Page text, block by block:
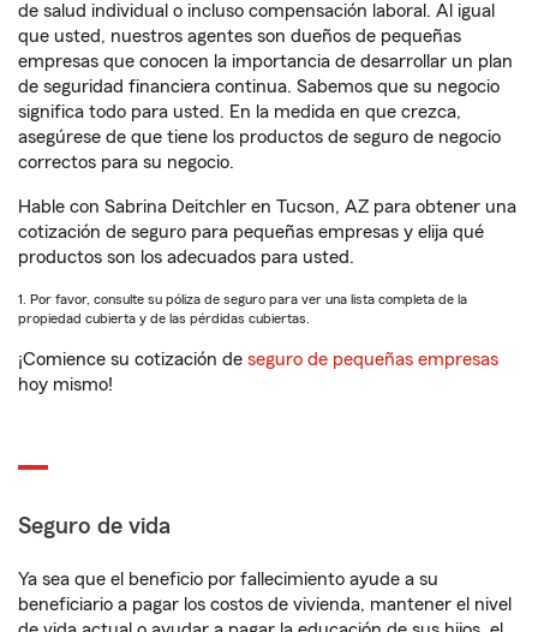
de salud individual o incluso compensación laboral. Al igual
que usted, nuestros agentes son dueños de pequeñas
empresas que conocen la importancia de desarrollar un plan
de seguridad financiera continua. Sabemos que su negocio
significa todo para usted. En la medida en que crezca,
asegúrese de que tiene los productos de seguro de negocio
correctos para su negocio.
Hable con Sabrina Deitchler en Tucson, AZ para obtener una
cotización de seguro para pequeñas empresas y elija qué
productos son los adecuados para usted.
1. Por favor, consulte su póliza de seguro para ver una lista completa de la
propiedad cubierta y de las pérdidas cubiertas.
¡Comience su cotización de seguro de pequeñas empresas
hoy mismo!
Seguro de vida
Ya sea que el beneficio por fallecimiento ayude a su
beneficiario a pagar los costos de vivienda, mantener el nivel